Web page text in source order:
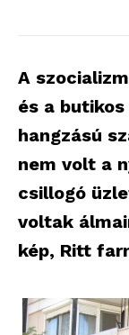
A
és a
hangzású
nem volt a
csillogó
voltak
kép, Ritt